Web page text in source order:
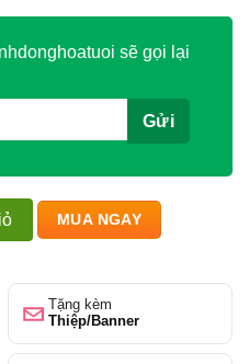
sẽ gọi lại
số lượng
MUA NGAY
Tặng kèm
Thiệp/Banner